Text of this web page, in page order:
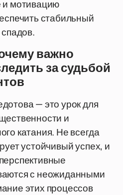
и мотивацию
стабильный
важно
за судьбой
— это урок для
и
катания. Не всегда
устойчивый успех, и
с неожиданными
этих процессов